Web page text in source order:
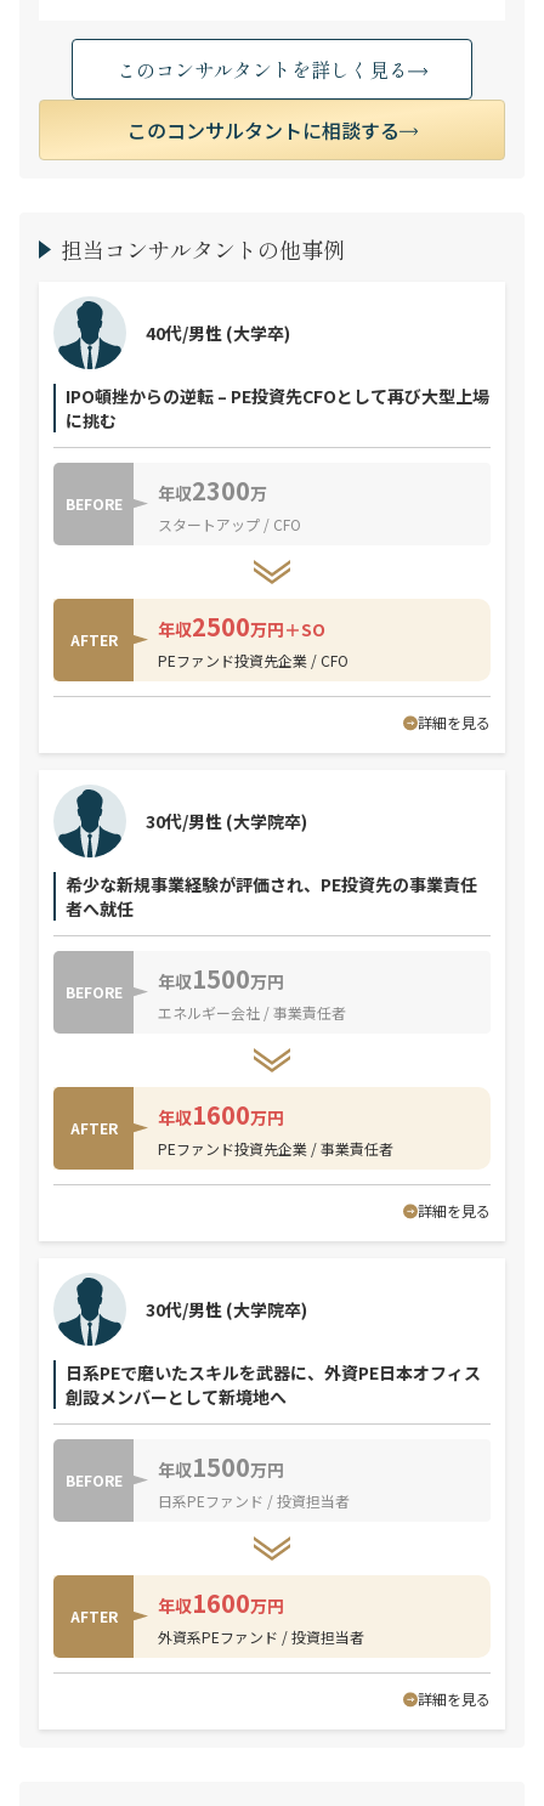
このコンサルタントを詳しく見る
このコンサルタントに相談する
担当コンサルタントの他事例
IPO頓挫からの逆転 – PE投資先CFOとして再び大型上場
に挑む
40代/男性 (大学卒)
BEFORE 年収2300万
スタートアップ / CFO
AFTER 年収2500万円＋SO
PEファンド投資先企業 / CFO
詳細を見る
希少な新規事業経験が評価され、PE投資先の事業責任
者へ就任
30代/男性 (大学院卒)
BEFORE 年収1500万円
エネルギー会社 / 事業責任者
AFTER 年収1600万円
PEファンド投資先企業 / 事業責任者
詳細を見る
日系PEで磨いたスキルを武器に、外資PE日本オフィス
創設メンバーとして新境地へ
30代/男性 (大学院卒)
BEFORE 年収1500万円
日系PEファンド / 投資担当者
AFTER 年収1600万円
外資系PEファンド / 投資担当者
詳細を見る